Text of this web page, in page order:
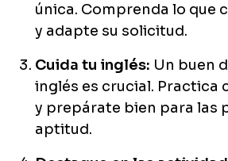
única. Comprenda lo que
y adapte su solicitud.
Cuida tu inglés: Un buen
inglés es crucial. Practica
y prepárate bien para las
aptitud.